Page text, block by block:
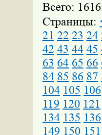
Всего:
Страницы:
21 22 23 24
42 43 44 45
63 64 65 66
84 85 86 87
104 105 106
119 120 121
134 135 136
149 150 151